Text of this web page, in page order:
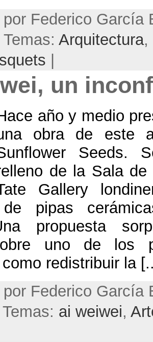
Federico García
Arquitectura,
un
año y medio
obra de este
Seeds.
de la Sala de
Gallery
de pipas
propuesta
uno de los
redistribuir la
Federico García
ai weiwei,